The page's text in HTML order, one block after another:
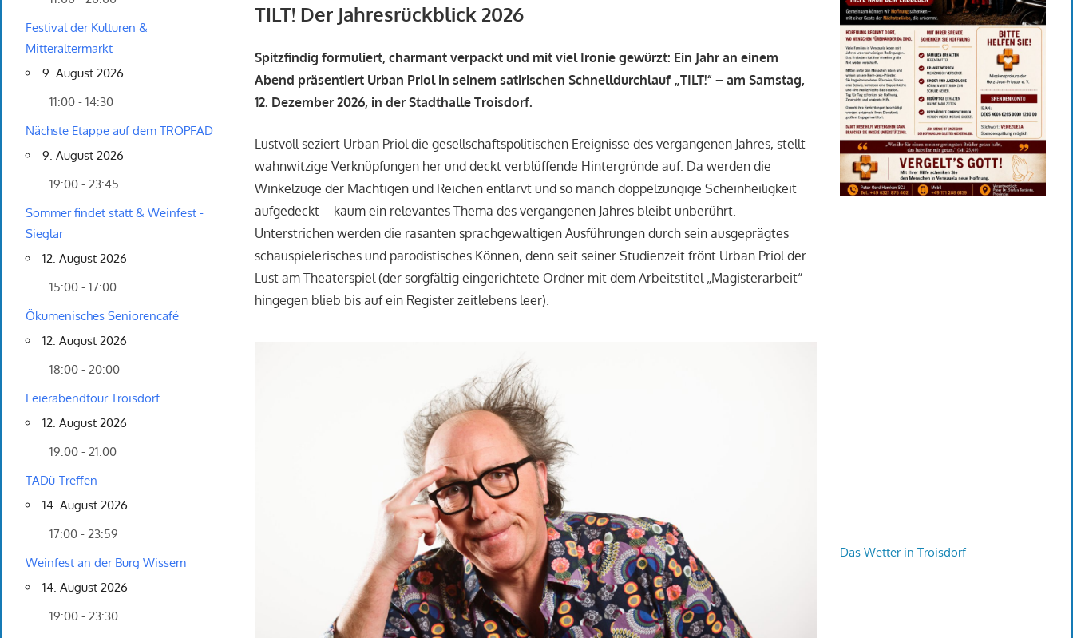
TILT! Der Jahresrückblick 2026
Spitzfindig formuliert, charmant verpackt und mit viel Ironie gewürzt: Ein Jahr an einem
Abend präsentiert Urban Priol in seinem satirischen Schnelldurchlauf „TILT!“ – am Samstag,
12. Dezember 2026, in der Stadthalle Troisdorf.
Lustvoll seziert Urban Priol die gesellschaftspolitischen Ereignisse des vergangenen Jahres, stellt
wahnwitzige Verknüpfungen her und deckt verblüffende Hintergründe auf. Da werden die
Winkelzüge der Mächtigen und Reichen entlarvt und so manch doppelzüngige Scheinheiligkeit
aufgedeckt – kaum ein relevantes Thema des vergangenen Jahres bleibt unberührt.
Unterstrichen werden die rasanten sprachgewaltigen Ausführungen durch sein ausgeprägtes
schauspielerisches und parodistisches Können, denn seit seiner Studienzeit frönt Urban Priol der
Lust am Theaterspiel (der sorgfältig eingerichtete Ordner mit dem Arbeitstitel „Magisterarbeit“
hingegen blieb bis auf ein Register zeitlebens leer).
Festival der Kulturen &
Mitteraltermarkt
9. August 2026
11:00 - 14:30
Nächste Etappe auf dem TROPFAD
9. August 2026
19:00 - 23:45
Sommer findet statt & Weinfest -
Sieglar
12. August 2026
15:00 - 17:00
Ökumenisches Seniorencafé
12. August 2026
18:00 - 20:00
Feierabendtour Troisdorf
12. August 2026
19:00 - 21:00
TADü-Treffen
14. August 2026
17:00 - 23:59
Weinfest an der Burg Wissem
14. August 2026
19:00 - 23:30
Das Wetter in Troisdorf